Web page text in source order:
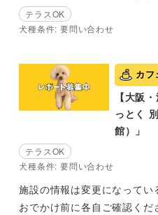
テラスOK
犬種条件: 要問い合わせ
カフ
【大阪
っとく
館）」
テラスOK
犬種条件: 要問い合わせ
施設の情報は変更になってい
おでかけ前に各自ご確認くだ